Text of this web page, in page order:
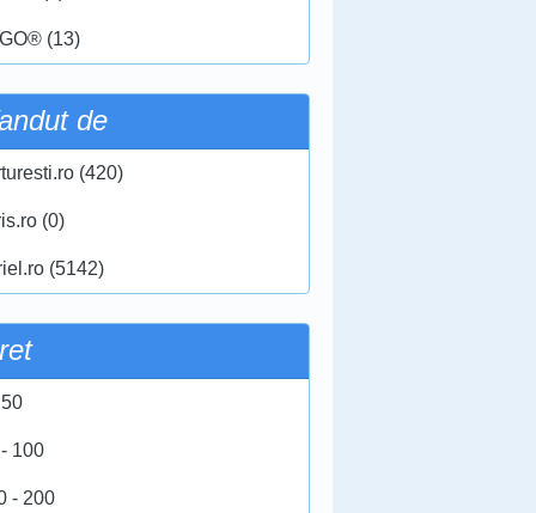
(13)
de
(420)
(0)
(5142)
100
- 200